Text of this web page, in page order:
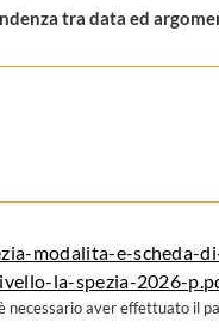
tra data ed
modalita-e-scheda-
la-spezia-2026-
necessario aver effettuato il